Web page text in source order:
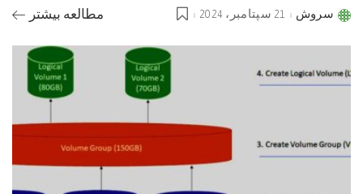
Postedسروش 21 سپتامبر، 2024 مطالعه بیشتر